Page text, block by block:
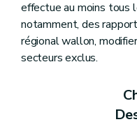
effectue au moins tous
notamment, des
régional wallon,
secteurs exclus.